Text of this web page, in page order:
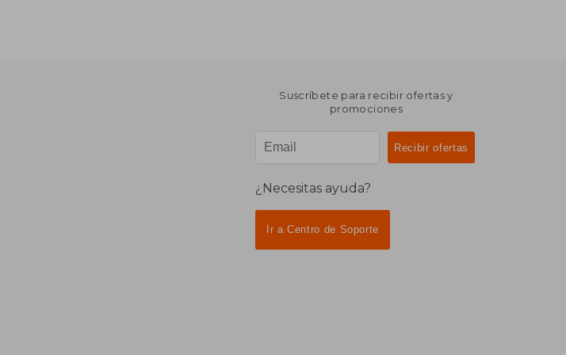
Suscríbete para recibir ofertas y
promociones
¿Necesitas ayuda?
Ir a Centro de Soporte